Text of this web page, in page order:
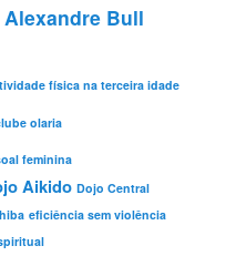
Alexandre Bull
física na terceira idade
olaria
feminina
Aikido Dojo Central
eficiência sem violência